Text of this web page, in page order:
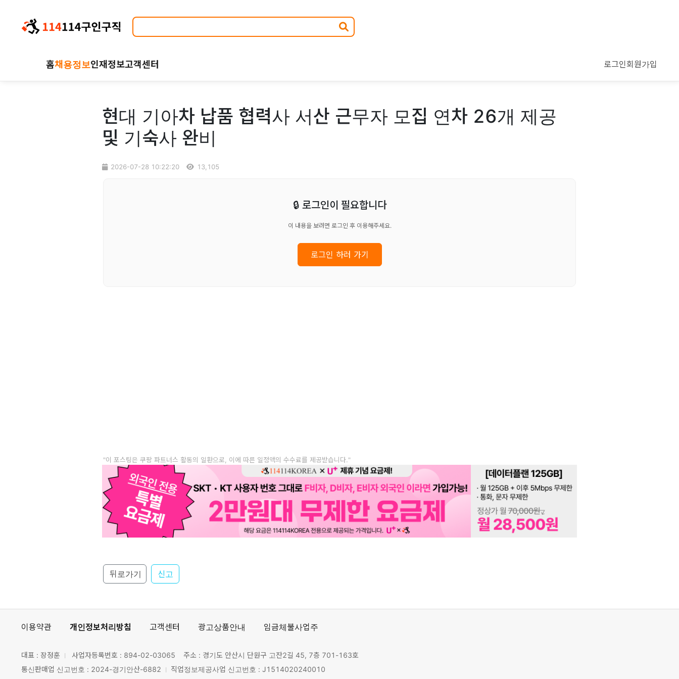
홈채용정보인재정보고객센터 로그인회원가입
현대 기아차 납품 협력사 서산 근무자 모집 연차 26개 제공
및 기숙사 완비
2026-07-28 10:22:20 13,105
🔒 로그인이 필요합니다
이 내용을 보려면 로그인 후 이용해주세요.
로그인 하러 가기
"이 포스팅은 쿠팡 파트너스 활동의 일환으로, 이에 따른 일정액의 수수료를 제공받습니다."
뒤로가기 신고
이용약관 개인정보처리방침 고객센터 광고상품안내 임금체불사업주
대표 : 장정훈 사업자등록번호 : 894-02-03065
주소 : 경기도 안산시 단원구 고잔2길 45, 7층 701-163호
통신판매업 신고번호 : 2024-경기안산-6882
직업정보제공사업 신고번호 : J1514020240010